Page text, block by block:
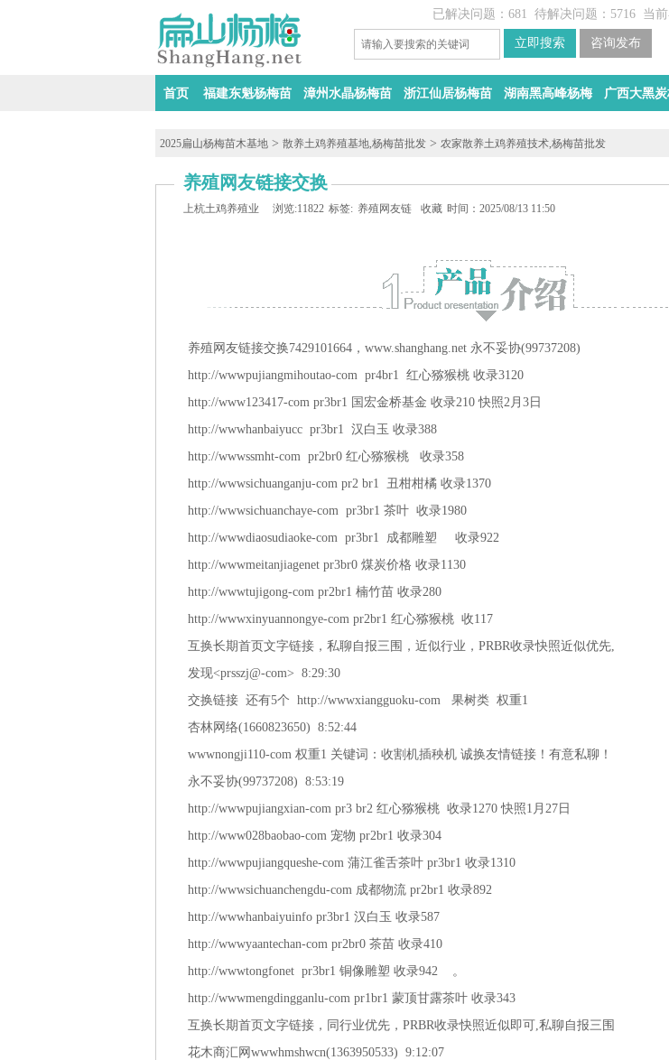
已解决问题：681 待解决问题：5716 当
首页 福建东魁杨梅苗 漳州水晶杨梅苗 浙江仙居杨梅苗 湖南黑高峰杨梅 广西大黑
2025扁山杨梅苗木基地 > 散养土鸡养殖基地,杨梅苗批发 > 农家散养土鸡养殖技术,杨梅苗批发
养殖网友链接交换
上杭土鸡养殖业 浏览:11822 标签: 养殖网友链接交换
收藏 时间：2025/08/13 11:50
养殖网友链接交换7429101664，www.shanghang.net 永不妥协(99737208)
http://wwwpujiangmihoutao-com pr4br1 红心猕猴桃 收录3120
http://www123417-com pr3br1 国宏金桥基金 收录210 快照2月3日
http://wwwhanbaiyucc pr3br1 汉白玉 收录388
http://wwwssmht-com pr2br0 红心猕猴桃 收录358
http://wwwsichuanganju-com pr2 br1 丑柑柑橘 收录1370
http://wwwsichuanchaye-com pr3br1 茶叶 收录1980
http://wwwdiaosudiaoke-com pr3br1 成都雕塑 收录922
http://wwwmeitanjiagenet pr3br0 煤炭价格 收录1130
http://wwwtujigong-com pr2br1 楠竹苗 收录280
http://wwwxinyuannongye-com pr2br1 红心猕猴桃 收117
互换长期首页文字链接，私聊自报三围，近似行业，PRBR收录快照近似优先,
发现<prsszj@-com> 8:29:30
交换链接 还有5个 http://wwwxiangguoku-com 果树类 权重1
杏林网络(1660823650) 8:52:44
wwwnongji110-com 权重1 关键词：收割机插秧机 诚换友情链接！有意私聊！
永不妥协(99737208) 8:53:19
http://wwwpujiangxian-com pr3 br2 红心猕猴桃 收录1270 快照1月27日
http://www028baobao-com 宠物 pr2br1 收录304
http://wwwpujiangqueshe-com 蒲江雀舌茶叶 pr3br1 收录1310
http://wwwsichuanchengdu-com 成都物流 pr2br1 收录892
http://wwwhanbaiyuinfo pr3br1 汉白玉 收录587
http://wwwyaantechan-com pr2br0 茶苗 收录410
http://wwwtongfonet pr3br1 铜像雕塑 收录942 。
http://wwwmengdingganlu-com pr1br1 蒙顶甘露茶叶 收录343
互换长期首页文字链接，同行业优先，PRBR收录快照近似即可,私聊自报三围
花木商汇网wwwhmshwcn(1363950533) 9:12:07